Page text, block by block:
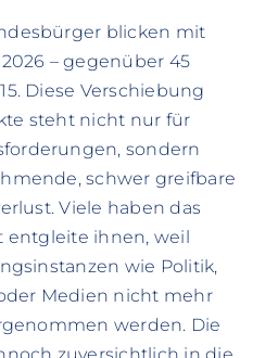
blicken mit
– gegenüber 45
Diese Verschiebung
steht nicht nur für
sondern
schwer greifbare
Viele haben das
entgleite ihnen, weil
wie Politik,
Medien nicht mehr
werden. Die
zuversichtlich in die